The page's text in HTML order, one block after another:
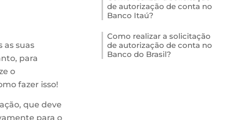
as suas
para
o
fazer isso!
que deve
para o
de autorização de conta no
Banco Itaú?
Como realizar a solicitação
de autorização de conta no
Banco do Brasil?